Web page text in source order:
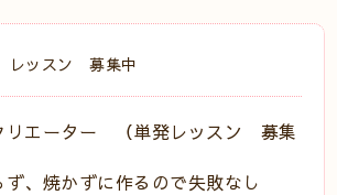
レッスン 募集中
リエーター （単発レッスン 募集
、焼かずに作るので失敗なし